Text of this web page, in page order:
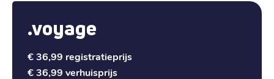
.voyage
€ 36,99 registratieprijs
€ 36,99 verhuisprijs